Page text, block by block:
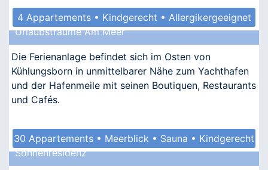
4 Appartements • Kindgerecht • Allergikergeeignet
Urlaubsträume Am Meer
Die Ferienanlage befindet sich im Osten von
Kühlungsborn in unmittelbarer Nähe zum Yachthafen
und der Hafenmeile mit seinen Boutiquen, Restaurants
und Cafés.
30 Appartements • Meerblick • Sauna • Kindgerecht
Sonnenresidenz